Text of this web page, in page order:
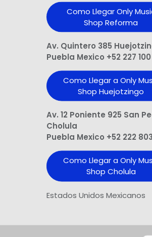
Como Llegar Only
Shop​ Reforma
Av. Quintero 385
Puebla Mexico +52 227
Como Llegar a Only
Shop Huejotzingo
Av. 12 Poniente 925 San
Cholula
Puebla Mexico +52 222
Como Llegar a Only
Shop Cholula
Estados Unidos Mexicanos